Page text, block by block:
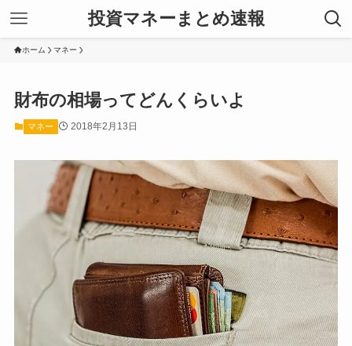
投資マネーまとめ速報
ホーム マネー
財布の相場ってどんくらいよ
マネー 2018年2月13日